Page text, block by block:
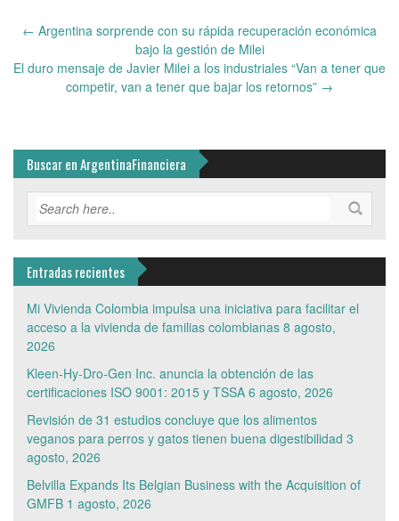
Post
← Argentina sorprende con su rápida recuperación económica
bajo la gestión de Milei
El duro mensaje de Javier Milei a los industriales “Van a tener que
competir, van a tener que bajar los retornos” →
Buscar en ArgentinaFinanciera
Entradas recientes
Mi Vivienda Colombia impulsa una iniciativa para facilitar el
acceso a la vivienda de familias colombianas 8 agosto,
2026
Kleen-Hy-Dro-Gen Inc. anuncia la obtención de las
certificaciones ISO 9001: 2015 y TSSA 6 agosto, 2026
Revisión de 31 estudios concluye que los alimentos
veganos para perros y gatos tienen buena digestibilidad 3
agosto, 2026
Belvilla Expands Its Belgian Business with the Acquisition of
GMFB 1 agosto, 2026